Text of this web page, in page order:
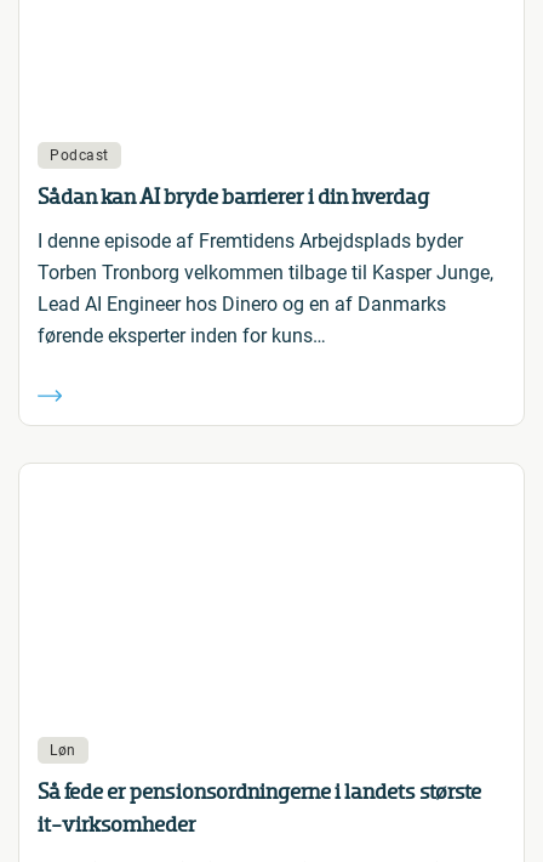
Podcast
Sådan kan AI bryde barrierer i din hverdag
I denne episode af Fremtidens Arbejdsplads byder
Torben Tronborg velkommen tilbage til Kasper Junge,
Lead AI Engineer hos Dinero og en af Danmarks
førende eksperter inden for kuns…
Løn
Så fede er pensionsordningerne i landets største
it-virksomheder